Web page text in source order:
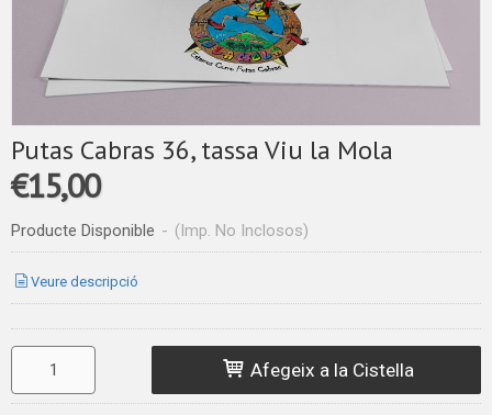
Putas Cabras 36, tassa Viu la Mola
€15,00
Producte Disponible - (Imp. No Inclosos)
Veure descripció
Afegeix a la Cistella